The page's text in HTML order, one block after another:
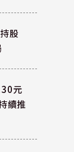
股
元
續推